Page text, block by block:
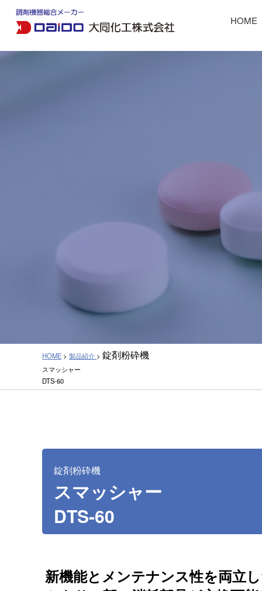
HOME
HOME > 製品紹介 > 錠剤粉砕機
スマッシャー
DTS-60
錠剤粉砕機
スマッシャー
DTS-60
新機能とメンテナンス性を両立